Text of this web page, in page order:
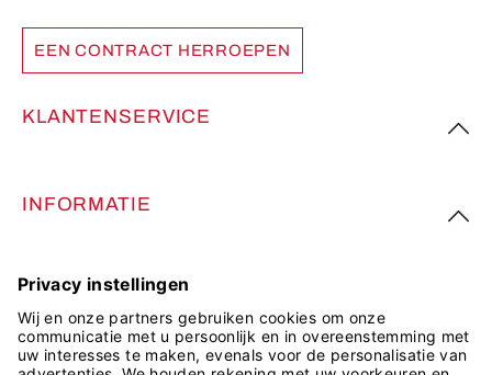
EEN CONTRACT HERROEPEN
KLANTENSERVICE
INFORMATIE
VOLG ONS